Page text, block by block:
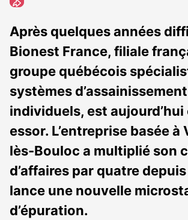
aux
abonnés
Après quelques années
Bionest France, filiale
groupe québécois
systèmes d’assainissement
individuels, est aujourd’hui
essor. L’entreprise basée
lès-Bouloc a multiplié son
d’affaires par quatre
lance une nouvelle
d’épuration.